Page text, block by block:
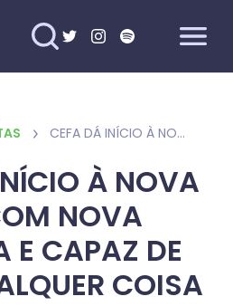
CEFA DÁ INÍCIO À NOVA ERA COM NOVA ESTÉTICA E CAPAZ DE FAZER QUALQUER COISA
À NOVA
NOVA
E CAPAZ DE
COISA